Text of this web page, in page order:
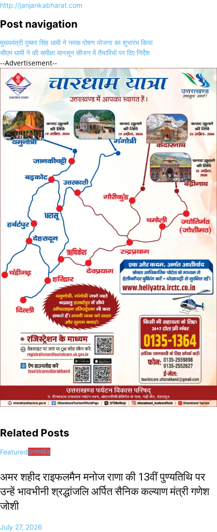
http://janjankabharat.com
Post navigation
मुख्यमंत्री पुष्कर सिंह धामी ने नमक पोषण योजना का शुभारंभ किया
सीएम धामी ने की समीक्षा मानसून सीजन में तैयारियो पर दिए निर्देश
--Advertisement--
Related Posts
Featuredउत्तराखंड
अमर शहीद राइफलमैन मनोज राणा की 13वीं पुण्यतिथि पर
उन्हें भावभीनी श्रद्धांजलि अर्पित सैनिक कल्याण मंत्री गणेश
जोशी
July 27, 2026